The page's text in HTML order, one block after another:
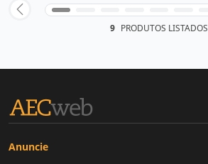
9 PRODUTOS LISTADOS
Anuncie